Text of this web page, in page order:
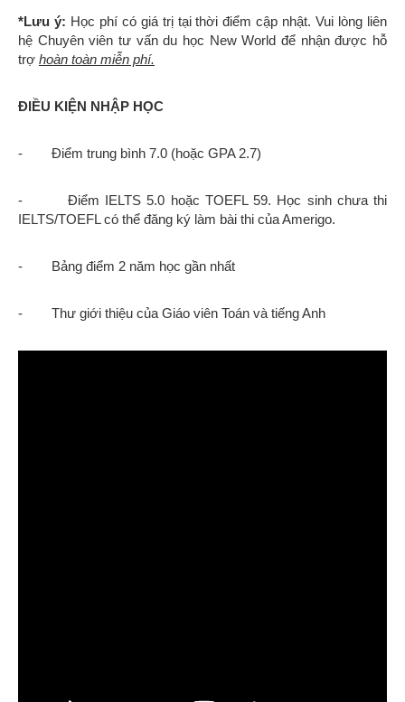
*Lưu ý: Học phí có giá trị tại thời điểm cập nhật. Vui lòng liên
hệ Chuyên viên tư vấn du học New World để nhận được hỗ
trợ hoàn toàn miễn phí.
ĐIỀU KIỆN NHẬP HỌC
- Điểm trung bình 7.0 (hoặc GPA 2.7)
- Điểm IELTS 5.0 hoặc TOEFL 59. Học sinh chưa thi
IELTS/TOEFL có thể đăng ký làm bài thi của Amerigo.
- Bảng điểm 2 năm học gần nhất
- Thư giới thiệu của Giáo viên Toán và tiếng Anh